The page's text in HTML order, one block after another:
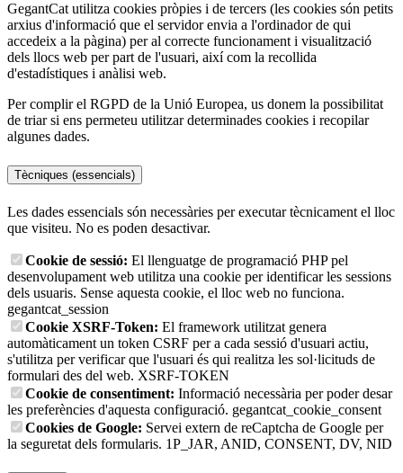
GegantCat utilitza cookies pròpies i de tercers (les cookies són petits
arxius d'informació que el servidor envia a l'ordinador de qui
accedeix a la pàgina) per al correcte funcionament i visualització
dels llocs web per part de l'usuari, així com la recollida
d'estadístiques i anàlisi web.
Per complir el RGPD de la Unió Europea, us donem la possibilitat
de triar si ens permeteu utilitzar determinades cookies i recopilar
algunes dades.
Tècniques (essencials)
Les dades essencials són necessàries per executar tècnicament el lloc
que visiteu. No es poden desactivar.
Cookie de sessió: El llenguatge de programació PHP pel
desenvolupament web utilitza una cookie per identificar les sessions
dels usuaris. Sense aquesta cookie, el lloc web no funciona.
gegantcat_session
Cookie XSRF-Token: El framework utilitzat genera
automàticament un token CSRF per a cada sessió d'usuari actiu,
s'utilitza per verificar que l'usuari és qui realitza les sol·licituds de
formulari des del web. XSRF-TOKEN
Cookie de consentiment: Informació necessària per poder desar
les preferències d'aquesta configuració. gegantcat_cookie_consent
Cookies de Google: Servei extern de reCaptcha de Google per
la seguretat dels formularis. 1P_JAR, ANID, CONSENT, DV, NID